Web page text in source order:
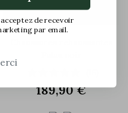
189,90 €
de recevoir
par email.